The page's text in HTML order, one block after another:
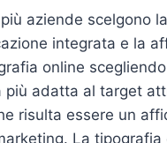
aziende scelgono la
integrata e la
online
più adatta al target
risulta essere un
La tipografia